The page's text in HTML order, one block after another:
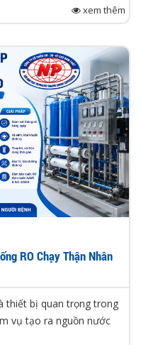
xem thêm
RO Chạy Thận Nhân
thiết bị quan trọng trong
vụ tạo ra nguồn nước